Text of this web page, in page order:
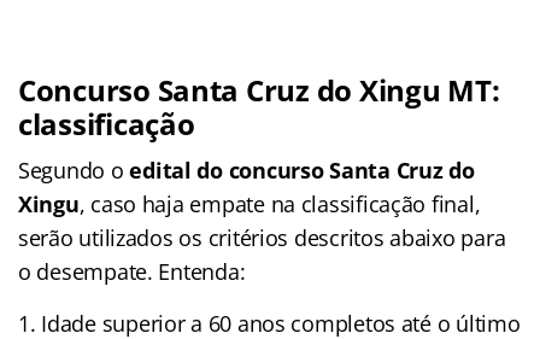
Concurso Santa Cruz do Xingu MT:
classificação
Segundo oedital do concurso Santa Cruz do
Xingu, caso haja empate na classificação final,
serão utilizados os critérios descritos abaixo para
o desempate. Entenda:
Idade superior a 60 anos completos até o último